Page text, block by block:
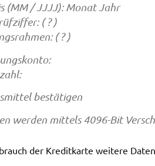
(MM / JJJJ): Monat Jahr
( ? )
( ? )
bestätigen
werden mittels 4096-Bit
der Kreditkarte weitere